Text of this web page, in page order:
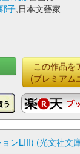
子,日本文藝家
この作品を
(プレミアム
ンLIII) (光文社文